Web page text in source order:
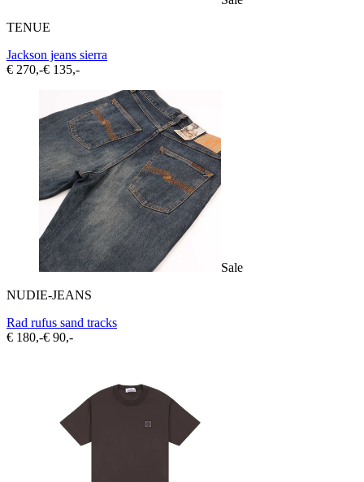
TENUE
Jackson jeans sierra
€ 270,-€ 135,-
Sale
NUDIE-JEANS
Rad rufus sand tracks
€ 180,-€ 90,-